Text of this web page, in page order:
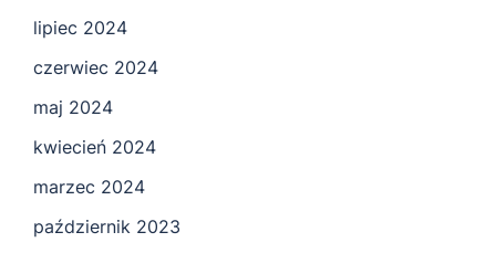
lipiec 2024
czerwiec 2024
maj 2024
kwiecień 2024
marzec 2024
październik 2023